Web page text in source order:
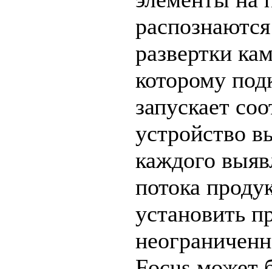
развертки
которому
запускает
устройство
каждого
потока
установить